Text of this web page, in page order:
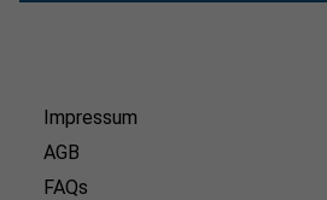
Impressum
AGB
FAQs